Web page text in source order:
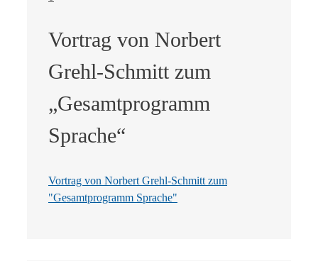
Vortrag von Norbert
Grehl-Schmitt zum
„Gesamtprogramm
Sprache“
Vortrag von Norbert Grehl-Schmitt zum
"Gesamtprogramm Sprache"